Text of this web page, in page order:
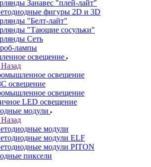
Занавес "плей-лайт"
фигуры 2D и 3D
"Белт-лайт"
"Тающие сосульки"
Сеть
лампы
освещение
Назад
освещение
освещение
освещение
LED освещение
модули
Назад
модули
модули ELF
модули PITON
пиксели